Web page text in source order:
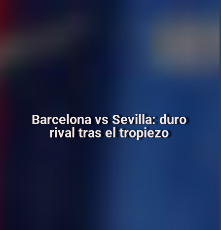
Barcelona vs Sevilla: duro
rival tras el tropiezo